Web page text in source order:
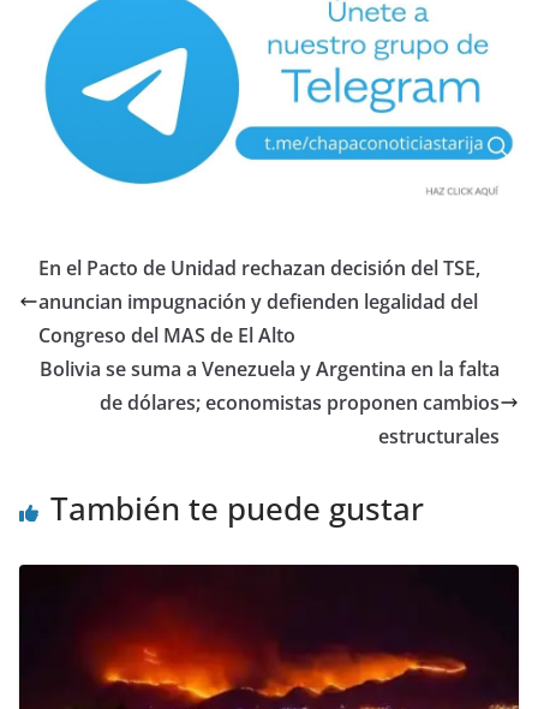
En el Pacto de Unidad rechazan decisión del TSE,
anuncian impugnación y defienden legalidad del
Congreso del MAS de El Alto
Bolivia se suma a Venezuela y Argentina en la falta
de dólares; economistas proponen cambios
estructurales
También te puede gustar